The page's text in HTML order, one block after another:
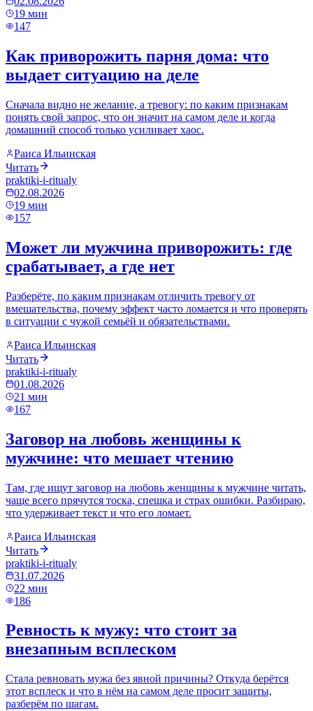
19 мин
147
Как приворожить парня дома: что
выдает ситуацию на деле
Сначала видно не желание, а тревогу: по каким признакам
понять свой запрос, что он значит на самом деле и когда
домашний способ только усиливает хаос.
Раиса Ильинская
Читать
praktiki-i-ritualy
02.08.2026
19 мин
157
Может ли мужчина приворожить: где
срабатывает, а где нет
Разберёте, по каким признакам отличить тревогу от
вмешательства, почему эффект часто ломается и что проверять
в ситуации с чужой семьёй и обязательствами.
Раиса Ильинская
Читать
praktiki-i-ritualy
01.08.2026
21 мин
167
Заговор на любовь женщины к
мужчине: что мешает чтению
Там, где ищут заговор на любовь женщины к мужчине читать,
чаще всего прячутся тоска, спешка и страх ошибки. Разбираю,
что удерживает текст и что его ломает.
Раиса Ильинская
Читать
praktiki-i-ritualy
31.07.2026
22 мин
186
Ревность к мужу: что стоит за
внезапным всплеском
Стала ревновать мужа без явной причины? Откуда берётся
этот всплеск и что в нём на самом деле просит защиты,
разберём по шагам.